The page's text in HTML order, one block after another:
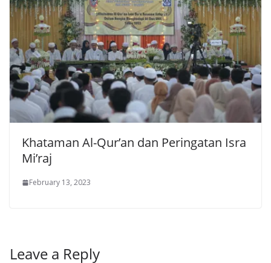
Khataman Al-Qur’an dan Peringatan Isra
Mi’raj
February 13, 2023
Leave a Reply